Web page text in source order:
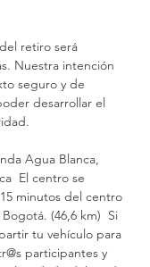
retiro será
Nuestra intención
seguro y de
desarrollar el
Agua Blanca,
El centro se
minutos del centro
(46,6 km)  Si
tu vehículo para
participantes y